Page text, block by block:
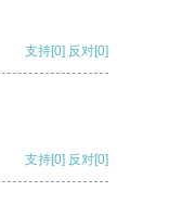
支持[0] 反对[0]
支持[0] 反对[0]